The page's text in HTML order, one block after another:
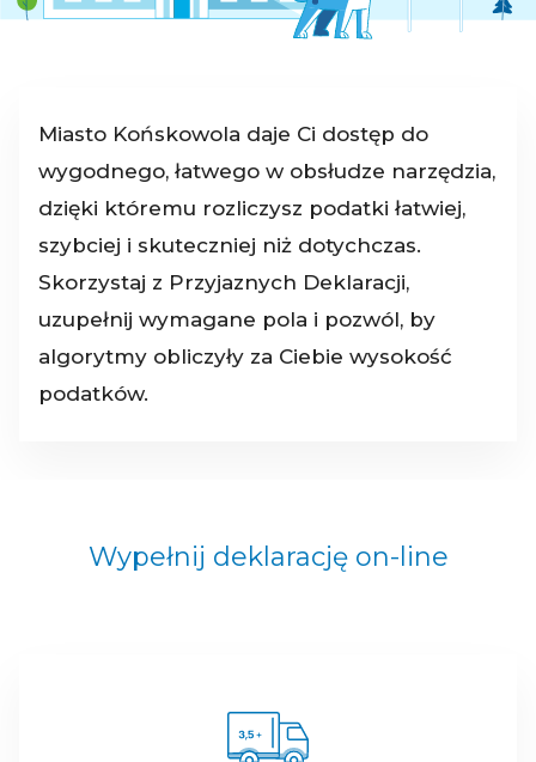
Miasto Końskowola daje Ci dostęp do
wygodnego, łatwego w obsłudze narzędzia,
dzięki któremu rozliczysz podatki łatwiej,
szybciej i skuteczniej niż dotychczas.
Skorzystaj z Przyjaznych Deklaracji,
uzupełnij wymagane pola i pozwól, by
algorytmy obliczyły za Ciebie wysokość
podatków.
Wypełnij deklarację on-line